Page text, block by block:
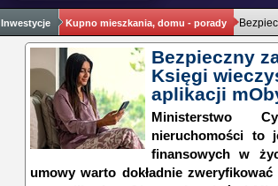
Inwestycje Kupno mieszkania, domu - porady
Bezpieczny
Księgi
aplikacji
Ministerstwo
nieruchomości to
finansowych w
umowy warto dokładnie